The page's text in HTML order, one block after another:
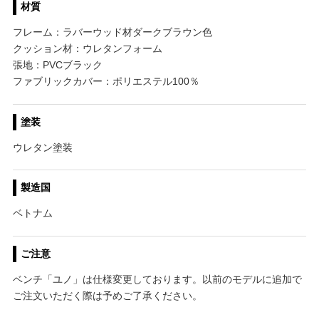
材質
フレーム：ラバーウッド材ダークブラウン色
クッション材：ウレタンフォーム
張地：PVCブラック
ファブリックカバー：ポリエステル100％
塗装
ウレタン塗装
製造国
ベトナム
ご注意
ベンチ「ユノ」は仕様変更しております。以前のモデルに追加で
ご注文いただく際は予めご了承ください。